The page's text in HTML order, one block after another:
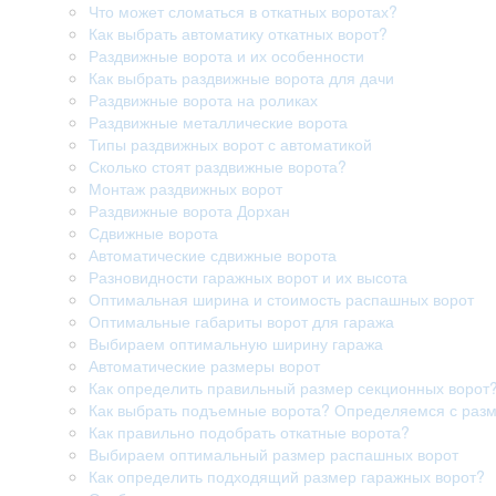
Что может сломаться в откатных воротах?
Как выбрать автоматику откатных ворот?
Раздвижные ворота и их особенности
Как выбрать раздвижные ворота для дачи
Раздвижные ворота на роликах
Раздвижные металлические ворота
Типы раздвижных ворот с автоматикой
Сколько стоят раздвижные ворота?
Монтаж раздвижных ворот
Раздвижные ворота Дорхан
Сдвижные ворота
Автоматические сдвижные ворота
Разновидности гаражных ворот и их высота
Оптимальная ширина и стоимость распашных ворот
Оптимальные габариты ворот для гаража
Выбираем оптимальную ширину гаража
Автоматические размеры ворот
Как определить правильный размер секционных ворот?
Как выбрать подъемные ворота? Определяемся с
Как правильно подобрать откатные ворота?
Выбираем оптимальный размер распашных ворот
Как определить подходящий размер гаражных ворот?